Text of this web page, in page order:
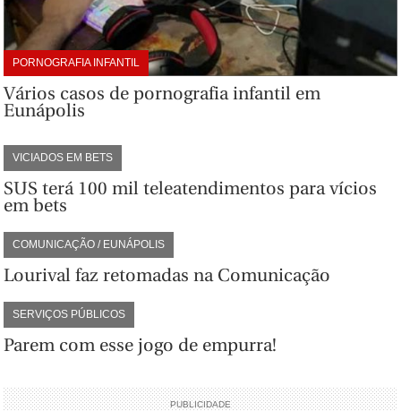
PORNOGRAFIA INFANTIL
Vários casos de pornografia infantil em
Eunápolis
VICIADOS EM BETS
SUS terá 100 mil teleatendimentos para vícios
em bets
COMUNICAÇÃO / EUNÁPOLIS
Lourival faz retomadas na Comunicação
SERVIÇOS PÚBLICOS
Parem com esse jogo de empurra!
PUBLICIDADE